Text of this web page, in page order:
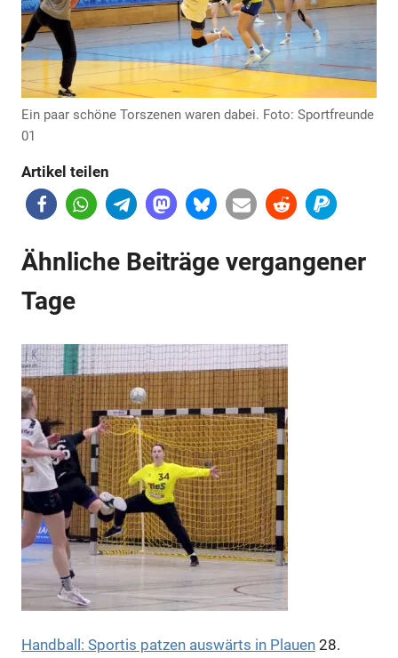
Anzeige
Ein paar schöne Torszenen waren dabei. Foto: Sportfreunde
01
Artikel teilen
Ähnliche Beiträge vergangener
Tage
Handball: Sportis patzen auswärts in Plauen 28.